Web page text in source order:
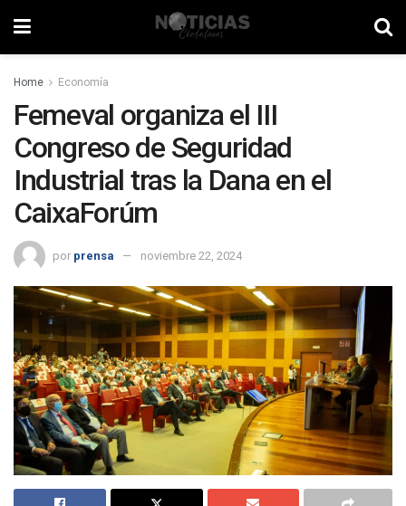
Home Economía
Femeval organiza el III
Congreso de Seguridad
Industrial tras la Dana en el
CaixaForúm
por prensa noviembre 22, 2024